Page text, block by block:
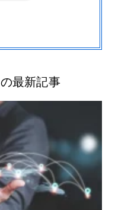
の最新記事